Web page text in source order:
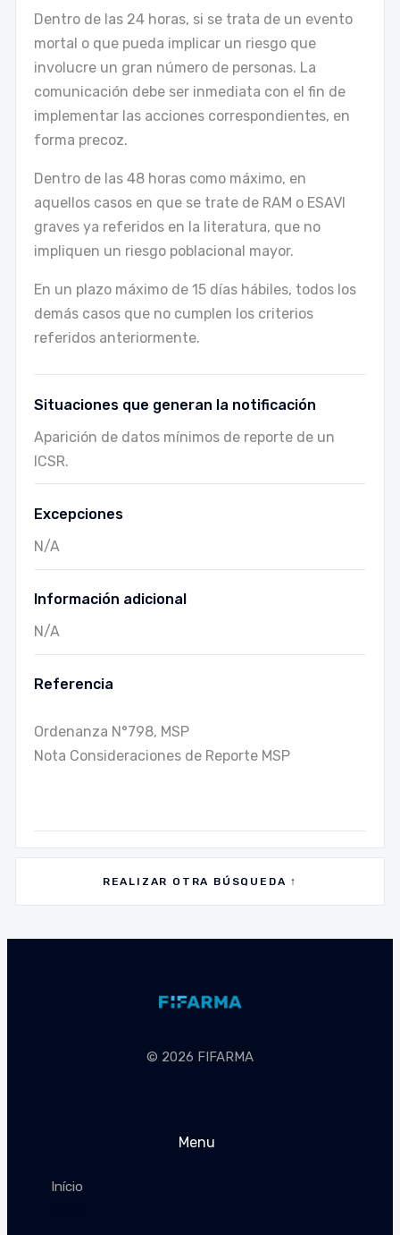
Dentro de las 24 horas, si se trata de un evento
mortal o que pueda implicar un riesgo que
involucre un gran número de personas. La
comunicación debe ser inmediata con el fin de
implementar las acciones correspondientes, en
forma precoz.
Dentro de las 48 horas como máximo, en
aquellos casos en que se trate de RAM o ESAVI
graves ya referidos en la literatura, que no
impliquen un riesgo poblacional mayor.
En un plazo máximo de 15 días hábiles, todos los
demás casos que no cumplen los criterios
referidos anteriormente.
Situaciones que generan la notificación
Aparición de datos mínimos de reporte de un
ICSR.
Excepciones
N/A
Información adicional
N/A
Referencia
Ordenanza N°798, MSP
Nota Consideraciones de Reporte MSP
REALIZAR OTRA BÚSQUEDA ↑
© 2026 FIFARMA
Menu
Início